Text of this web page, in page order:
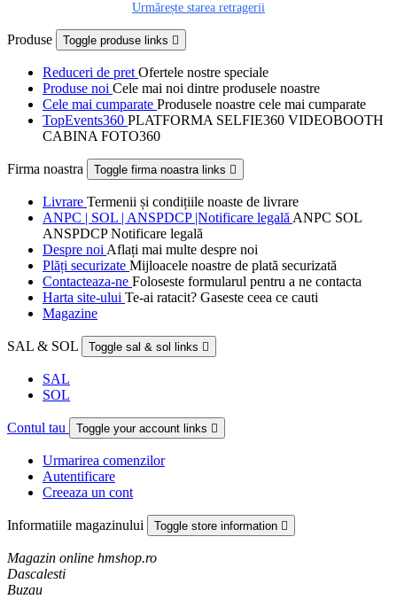
Urmărește starea retragerii
Produse Toggle produse links 
Reduceri de pret Ofertele nostre speciale
Produse noi Cele mai noi dintre produsele noastre
Cele mai cumparate Produsele noastre cele mai cumparate
TopEvents360 PLATFORMA SELFIE360 VIDEOBOOTH
CABINA FOTO360
Firma noastra Toggle firma noastra links 
Livrare Termenii și condițiile noaste de livrare
ANPC | SOL | ANSPDCP |Notificare legală ANPC SOL
ANSPDCP Notificare legală
Despre noi Aflați mai multe despre noi
Plăți securizate Mijloacele noastre de plată securizată
Contacteaza-ne Foloseste formularul pentru a ne contacta
Harta site-ului Te-ai ratacit? Gaseste ceea ce cauti
Magazine
SAL & SOL Toggle sal & sol links 
SAL
SOL
Contul tau Toggle your account links 
Urmarirea comenzilor
Autentificare
Creeaza un cont
Informatiile magazinului Toggle store information 
Magazin online hmshop.ro
Dascalesti
Buzau